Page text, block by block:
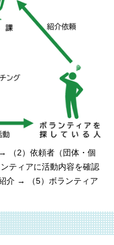
（2）依頼者（団体・個
ティアに活動内容を確認
介 → （5）ボランティア